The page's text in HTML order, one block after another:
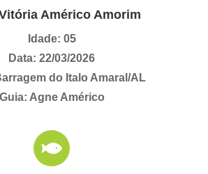
Américo Amorim
Idade: 05
Data: 22/03/2026
do Italo Amaral/AL
Guia: Agne Américo